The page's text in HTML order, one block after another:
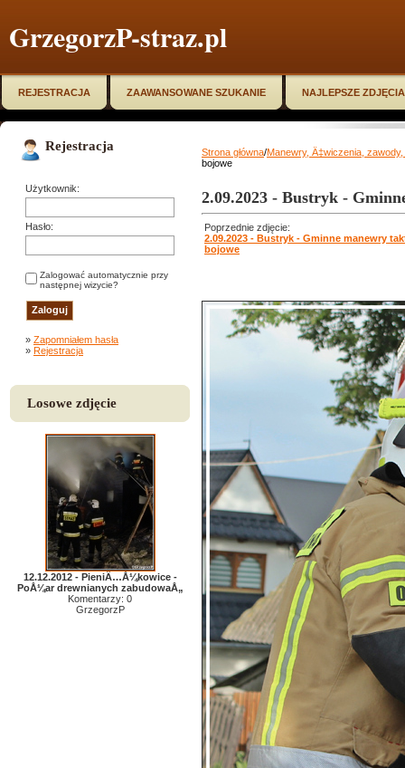
GrzegorzP-straz.pl
REJESTRACJA ZAAWANSOWANE SZUKANIE NAJLEPSZE ZDJĘCIA
Rejestracja
Użytkownik:
Hasło:
Zalogować automatycznie przy
następnej wizycie?
» Zapomniałem hasła
» Rejestracja
Losowe zdjęcie
12.12.2012 - PieniÄ…Å¼kowice -
PoÅ¼ar drewnianych zabudowaÅ„
Komentarzy: 0
GrzegorzP
Strona główna/Manewry, Ä‡wiczenia,
bojowe
2.09.2023 - Bustryk -
Poprzednie zdjęcie:
2.09.2023 - Bustryk - Gminne manewry
bojowe